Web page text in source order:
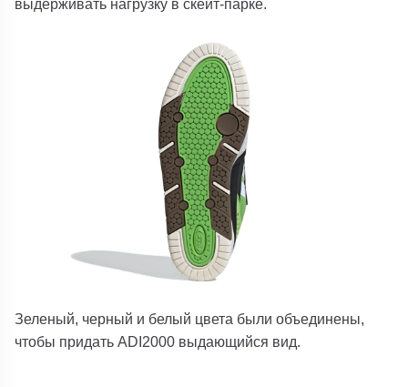
выдерживать нагрузку в скейт-парке.
Зеленый, черный и белый цвета были объединены,
чтобы придать ADI2000 выдающийся вид.